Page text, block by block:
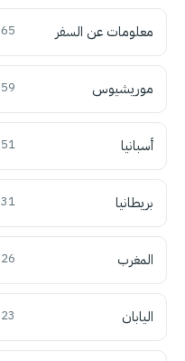
معلومات عن السفر 65
موريشيوس 59
أسبانيا 51
بريطانيا 31
المغرب 26
اليابان 23